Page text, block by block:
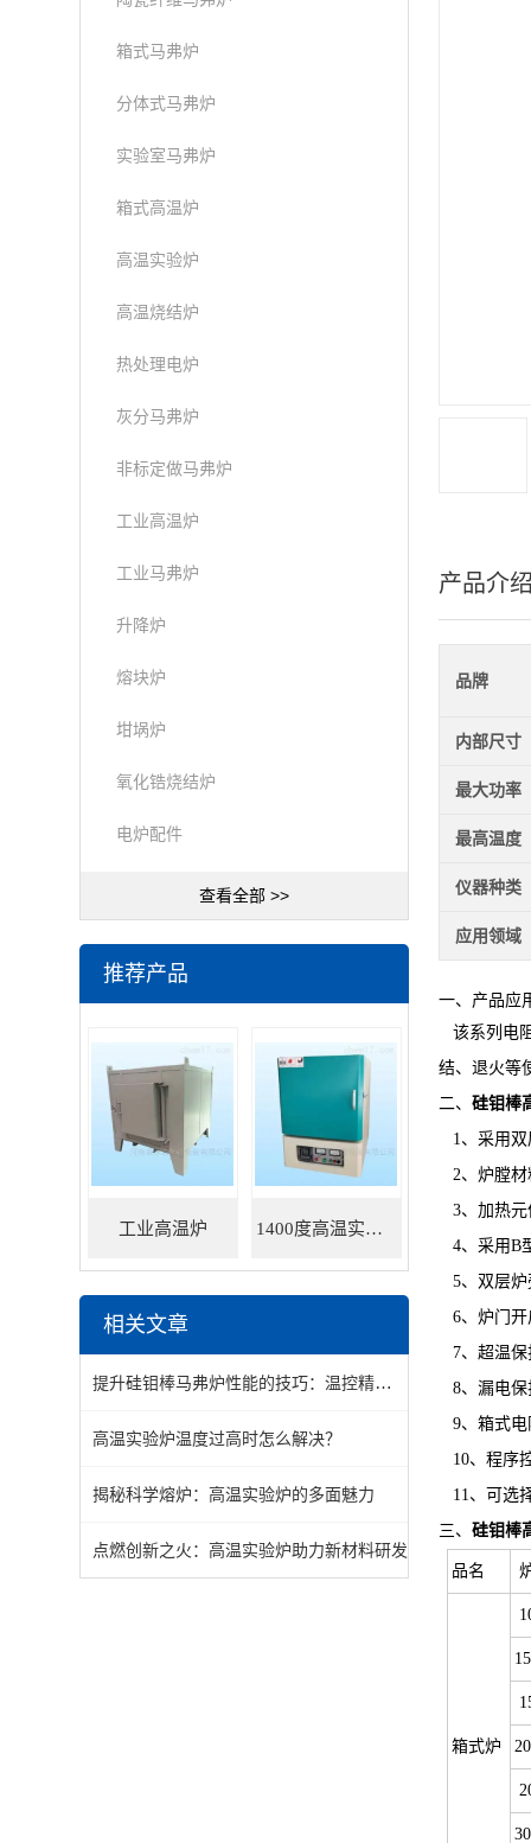
产品介绍
品牌
内部尺寸
最大功率
最高温度
仪器种类
应用领域
一、产品应
该系列电
结、退火等
二、 硅钼棒
1、采用双
2、炉膛材
3、加热元
4、采用B
5、双层炉
6、炉门开
7、超温保
8、漏电保
9、箱式电
10、程序
11、可选
三、 硅钼棒
品名
箱式炉
箱式马弗炉
分体式马弗炉
实验室马弗炉
箱式高温炉
高温实验炉
高温烧结炉
热处理电炉
灰分马弗炉
非标定做马弗炉
工业高温炉
工业马弗炉
升降炉
熔块炉
坩埚炉
氧化锆烧结炉
电炉配件
查看全部 >>
推荐产品
工业高温炉 1400度高温实验炉
相关文章
提升硅钼棒马弗炉性能的技巧：温控精度与节能优化
高温实验炉温度过高时怎么解决？
揭秘科学熔炉：高温实验炉的多面魅力
点燃创新之火：高温实验炉助力新材料研发